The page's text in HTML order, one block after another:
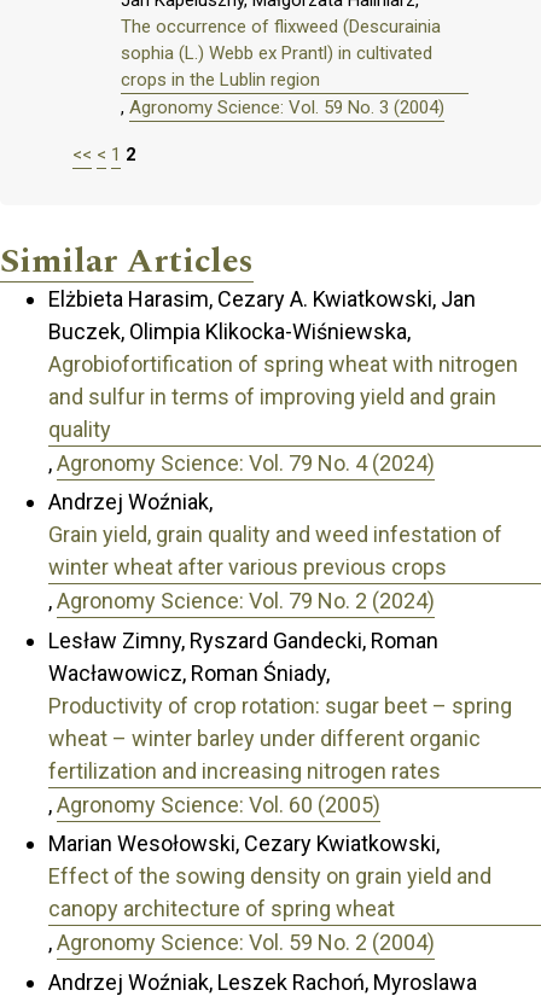
The occurrence of flixweed (Descurainia
sophia (L.) Webb ex Prantl) in cultivated
crops in the Lublin region
, Agronomy Science: Vol. 59 No. 3 (2004)
<< < 1 2
Similar Articles
Elżbieta Harasim, Cezary A. Kwiatkowski, Jan
Buczek, Olimpia Klikocka-Wiśniewska,
Agrobiofortification of spring wheat with nitrogen
and sulfur in terms of improving yield and grain
quality
,Agronomy Science: Vol. 79 No. 4 (2024)
Andrzej Woźniak,
Grain yield, grain quality and weed infestation of
winter wheat after various previous crops
,Agronomy Science: Vol. 79 No. 2 (2024)
Lesław Zimny, Ryszard Gandecki, Roman
Wacławowicz, Roman Śniady,
Productivity of crop rotation: sugar beet – spring
wheat – winter barley under different organic
fertilization and increasing nitrogen rates
,Agronomy Science: Vol. 60 (2005)
Marian Wesołowski, Cezary Kwiatkowski,
Effect of the sowing density on grain yield and
canopy architecture of spring wheat
,Agronomy Science: Vol. 59 No. 2 (2004)
Andrzej Woźniak, Leszek Rachoń, Myroslawa